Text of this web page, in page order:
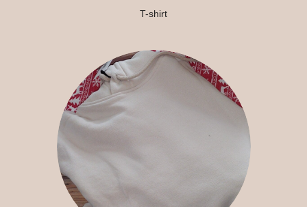
T-shirt